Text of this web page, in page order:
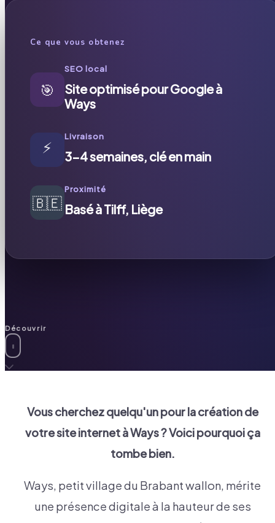
Ce que vous obtenez
🎯
SEO local
Site optimisé pour Google à
Ways
⚡
Livraison
3-4 semaines, clé en main
🇧🇪
Proximité
Basé à Tilff, Liège
Découvrir
Vous cherchez quelqu'un pour la création de
votre site internet àWays? Voici pourquoi ça
tombe bien.
Ways, petit village du Brabant wallon, mérite
une présence digitale à la hauteur de ses